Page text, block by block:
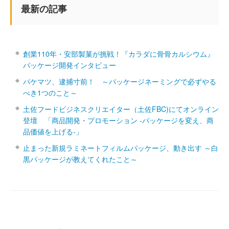
最新の記事
創業110年・安部製菓が挑戦！『カラダに骨骨カルシウム』
パッケージ開発インタビュー
パケマツ、逮捕寸前！ ～パッケージネーミングで必ずやる
べき1つのこと～
土佐フードビジネスクリエイター（土佐FBC)にてオンライン
登壇 「商品開発・プロモーション ‐パッケージを変え、商
品価値を上げる‐」
止まった新規ラミネートフィルムパッケージ、動き出す ～白
黒パッケージが教えてくれたこと～